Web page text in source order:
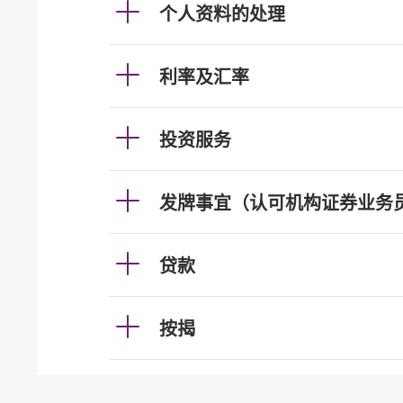
个人资料的处理
利率及汇率
投资服务
发牌事宜（认可机构证券业务
贷款
按揭